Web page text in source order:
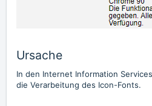
Ursache
In den Internet Information
die Verarbeitung des Icon-Fonts.